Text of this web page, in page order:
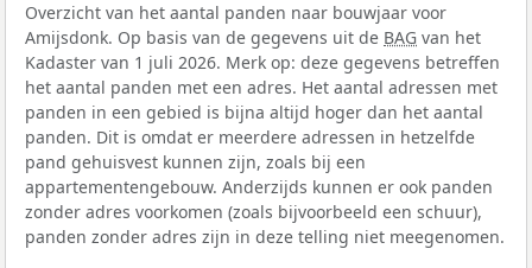
Overzicht van het aantal panden naar bouwjaar voor
Amijsdonk. Op basis van de gegevens uit de BAG van het
Kadaster van 1 juli 2026. Merk op: deze gegevens betreffen
het aantal panden met een adres. Het aantal adressen met
panden in een gebied is bijna altijd hoger dan het aantal
panden. Dit is omdat er meerdere adressen in hetzelfde
pand gehuisvest kunnen zijn, zoals bij een
appartementengebouw. Anderzijds kunnen er ook panden
zonder adres voorkomen (zoals bijvoorbeeld een schuur),
panden zonder adres zijn in deze telling niet meegenomen.